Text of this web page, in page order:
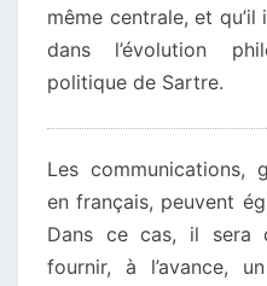
même centrale, et
dans l’évolution
politique de Sartre.
Les communications,
en français, peuvent
Dans ce cas, il sera
fournir, à l’avance,